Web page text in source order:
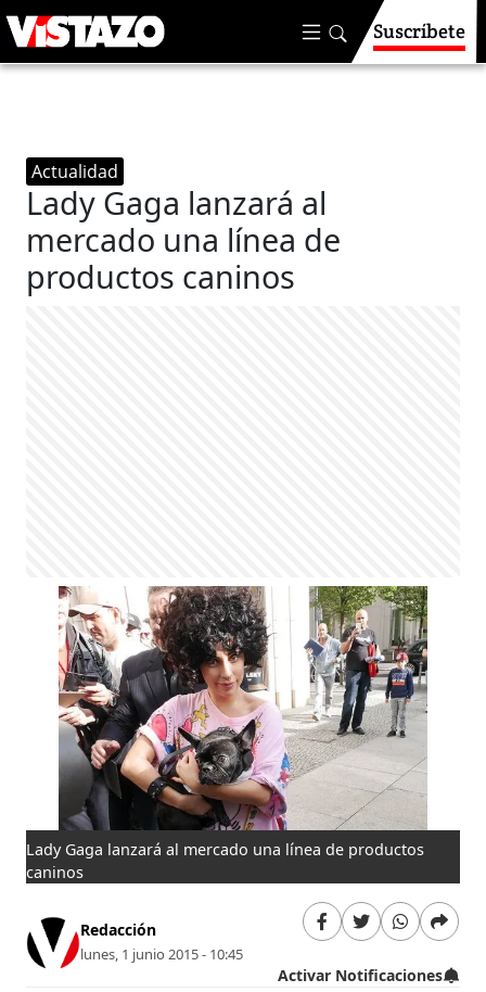
Suscríbete
Actualidad
Lady Gaga lanzará al
mercado una línea de
productos caninos
Lady Gaga lanzará al mercado una línea de productos
caninos
Redacción
lunes, 1 junio 2015 - 10:45
Activar Notificaciones